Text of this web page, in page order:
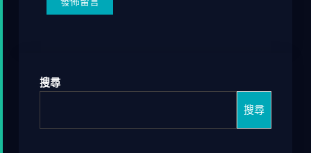
搜尋
搜尋